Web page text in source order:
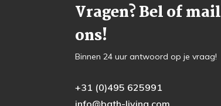
Vragen? Bel of mail
ons!
Binnen 24 uur antwoord op je vraag!
+31 (0)495 625991
info@bath-living.com